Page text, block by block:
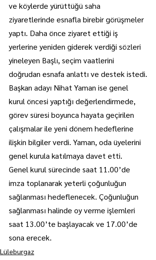
ve köylerde yürüttüğü saha
ziyaretlerinde esnafla birebir görüşmeler
yaptı. Daha önce ziyaret ettiği iş
yerlerine yeniden giderek verdiği sözleri
yineleyen Başlı, seçim vaatlerini
doğrudan esnafa anlattı ve destek istedi.
Başkan adayı Nihat Yaman ise genel
kurul öncesi yaptığı değerlendirmede,
görev süresi boyunca hayata geçirilen
çalışmalar ile yeni dönem hedeflerine
ilişkin bilgiler verdi. Yaman, oda üyelerini
genel kurula katılmaya davet etti.
Genel kurul sürecinde saat 11.00’de
imza toplanarak yeterli çoğunluğun
sağlanması hedeflenecek. Çoğunluğun
sağlanması halinde oy verme işlemleri
saat 13.00’te başlayacak ve 17.00’de
sona erecek.
Lüleburgaz